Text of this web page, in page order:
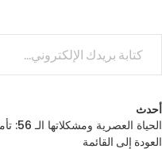
أحدث
الحياة العصرية ومشكلاتها الـ 56: تأملات حميمة ومسلية
العودة إلى القائمة